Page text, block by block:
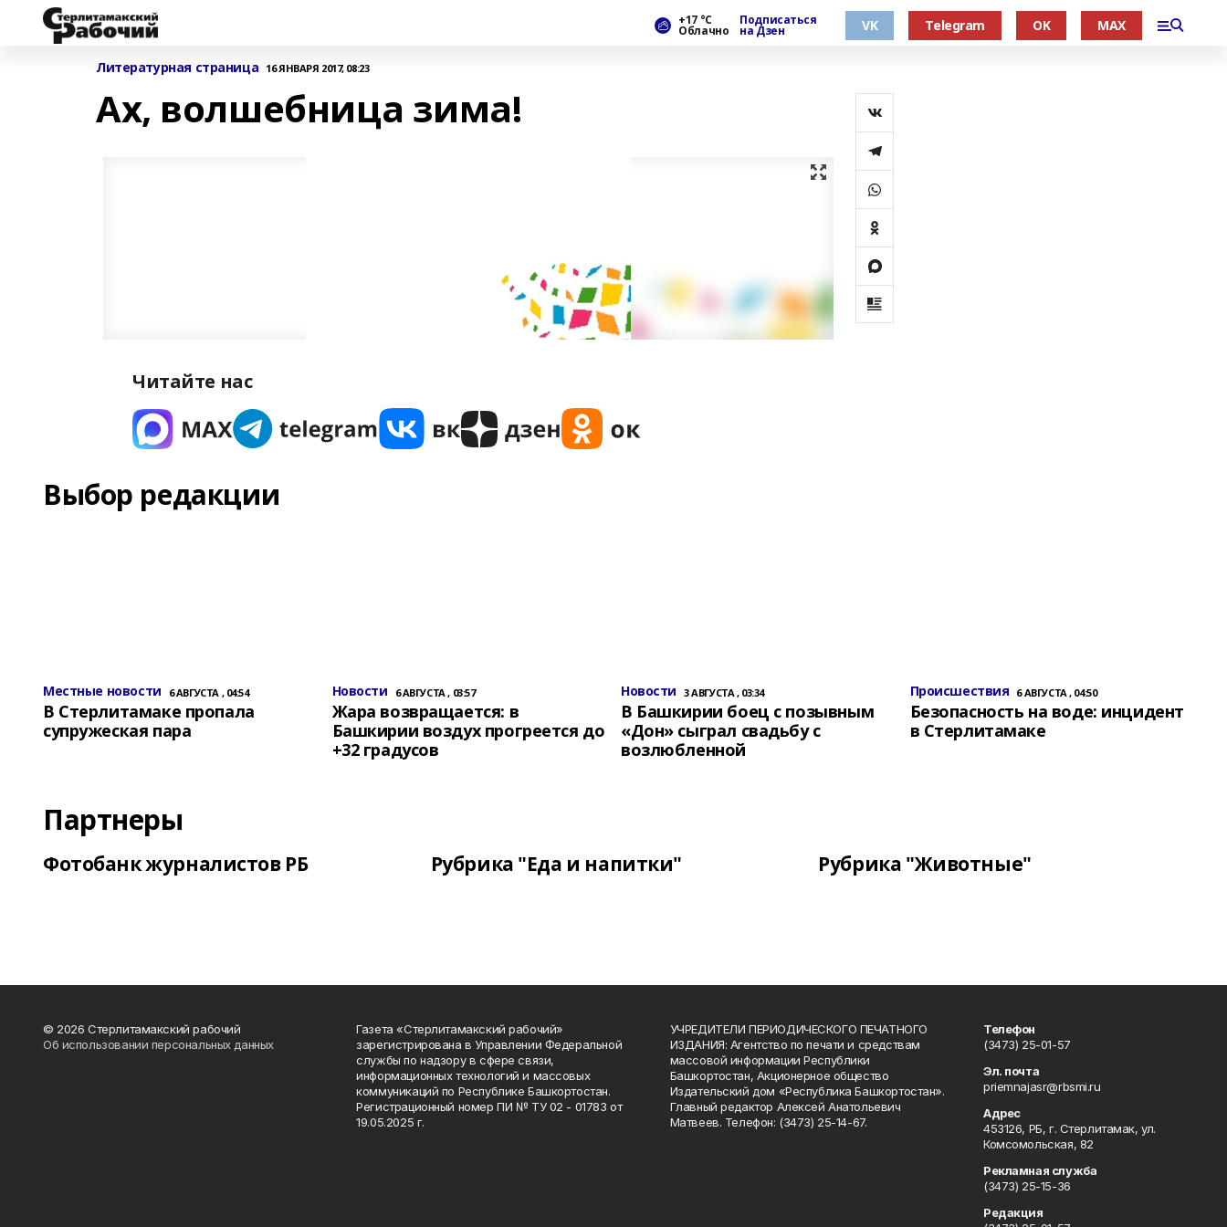
+17 °С
Облачно
Подписаться
на Дзен VK Telegram OK MAX
Литературная страница 16 ЯНВАРЯ 2017, 08:23
Ах, волшебница зима!
Читайте нас
Выбор редакции
Местные новости 6 АВГУСТА , 04:54
В Стерлитамаке пропала
супружеская пара
Новости 6 АВГУСТА , 03:57
Жара возвращается: в
Башкирии воздух прогреется до
+32 градусов
Новости 3 АВГУСТА , 03:34
В Башкирии боец с позывным
«Дон» сыграл свадьбу с
возлюбленной
Происшествия 6 АВГУСТА , 04:50
Безопасность на воде: инцидент
в Стерлитамаке
Партнеры
Фотобанк журналистов РБ Рубрика "Еда и напитки" Рубрика "Животные"
© 2026 Стерлитамакский рабочий
Об использовании персональных данных
Газета «Стерлитамакский рабочий»
зарегистрирована в Управлении Федеральной
службы по надзору в сфере связи,
информационных технологий и массовых
коммуникаций по Республике Башкортостан.
Регистрационный номер ПИ № ТУ 02 - 01783 от
19.05.2025 г.
УЧРЕДИТЕЛИ ПЕРИОДИЧЕСКОГО ПЕЧАТНОГО
ИЗДАНИЯ: Агентство по печати и средствам
массовой информации Республики
Башкортостан, Акционерное общество
Издательский дом «Республика Башкортостан».
Главный редактор Алексей Анатольевич
Матвеев. Телефон: (3473) 25-14-67.
Телефон
(3473) 25-01-57
Эл. почта
priemnajasr@rbsmi.ru
Адрес
453126, РБ, г. Стерлитамак, ул.
Комсомольская, 82
Рекламная служба
(3473) 25-15-36
Редакция